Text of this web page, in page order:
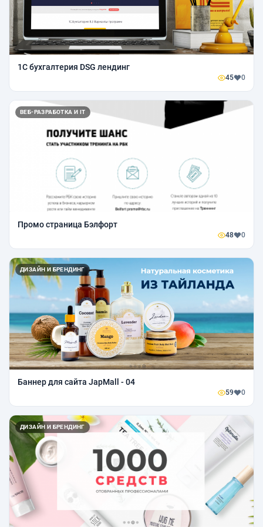
1C бухгалтерия DSG лендинг
45 0
ВЕБ-РАЗРАБОТКА И IT
Промо страница Бэлфорт
48 0
ДИЗАЙН И БРЕНДИНГ
Баннер для сайта JapMall - 04
59 0
ДИЗАЙН И БРЕНДИНГ